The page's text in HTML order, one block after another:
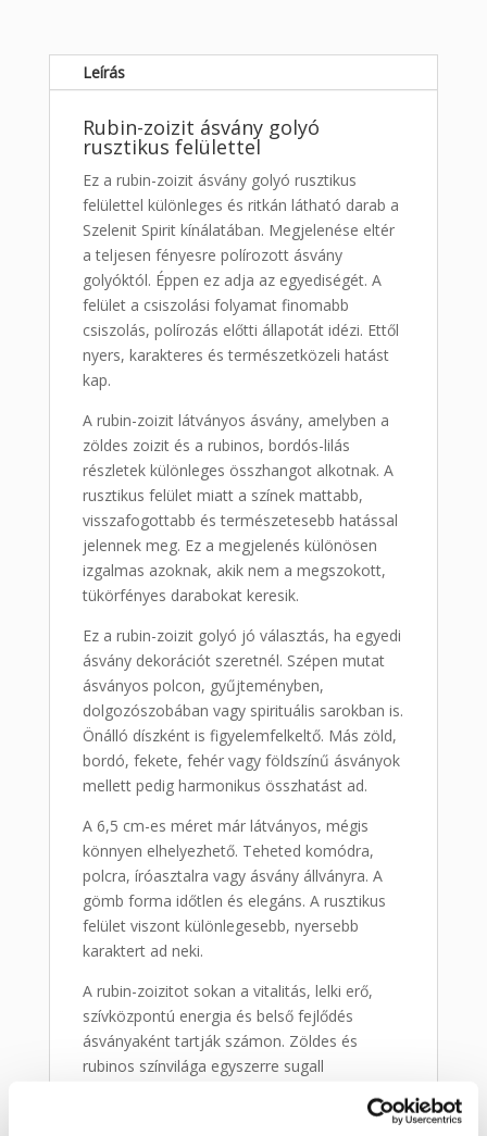
Leírás
Rubin-zoizit ásvány golyó
rusztikus felülettel
Ez a rubin-zoizit ásvány golyó rusztikus
felülettel különleges és ritkán látható darab a
Szelenit Spirit kínálatában. Megjelenése eltér
a teljesen fényesre polírozott ásvány
golyóktól. Éppen ez adja az egyediségét. A
felület a csiszolási folyamat finomabb
csiszolás, polírozás előtti állapotát idézi. Ettől
nyers, karakteres és természetközeli hatást
kap.
A rubin-zoizit látványos ásvány, amelyben a
zöldes zoizit és a rubinos, bordós-lilás
részletek különleges összhangot alkotnak. A
rusztikus felület miatt a színek mattabb,
visszafogottabb és természetesebb hatással
jelennek meg. Ez a megjelenés különösen
izgalmas azoknak, akik nem a megszokott,
tükörfényes darabokat keresik.
Ez a rubin-zoizit golyó jó választás, ha egyedi
ásvány dekorációt szeretnél. Szépen mutat
ásványos polcon, gyűjteményben,
dolgozószobában vagy spirituális sarokban is.
Önálló díszként is figyelemfelkeltő. Más zöld,
bordó, fekete, fehér vagy földszínű ásványok
mellett pedig harmonikus összhatást ad.
A 6,5 cm-es méret már látványos, mégis
könnyen elhelyezhető. Teheted komódra,
polcra, íróasztalra vagy ásvány állványra. A
gömb forma időtlen és elegáns. A rusztikus
felület viszont különlegesebb, nyersebb
karaktert ad neki.
A rubin-zoizitot sokan a vitalitás, lelki erő,
szívközpontú energia és belső fejlődés
ásványaként tartják számon. Zöldes és
rubinos színvilága egyszerre sugall